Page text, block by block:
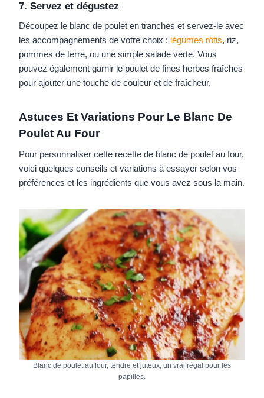
7. Servez et dégustez
Découpez le blanc de poulet en tranches et servez-le avec
les accompagnements de votre choix : légumes rôtis, riz,
pommes de terre, ou une simple salade verte. Vous
pouvez également garnir le poulet de fines herbes fraîches
pour ajouter une touche de couleur et de fraîcheur.
Astuces Et Variations Pour Le Blanc De
Poulet Au Four
Pour personnaliser cette recette de blanc de poulet au four,
voici quelques conseils et variations à essayer selon vos
préférences et les ingrédients que vous avez sous la main.
Blanc de poulet au four, tendre et juteux, un vrai régal pour les
papilles.